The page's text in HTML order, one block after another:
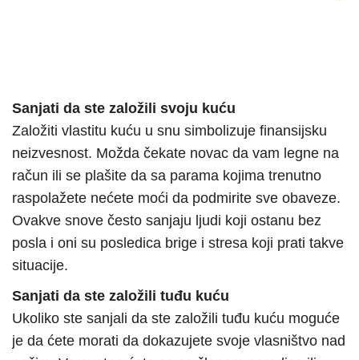
Sanjati da ste založili svoju kuću
Založiti vlastitu kuću u snu simbolizuje finansijsku
neizvesnost. Možda čekate novac da vam legne na
račun ili se plašite da sa parama kojima trenutno
raspolažete nećete moći da podmirite sve obaveze.
Ovakve snove često sanjaju ljudi koji ostanu bez
posla i oni su posledica brige i stresa koji prati takve
situacije.
Sanjati da ste založili tuđu kuću
Ukoliko ste sanjali da ste založili tuđu kuću moguće
je da ćete morati da dokazujete svoje vlasništvo nad